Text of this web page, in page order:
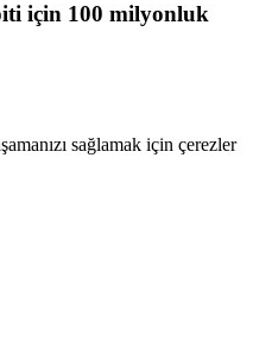
için 100 milyonluk
sağlamak için çerezler